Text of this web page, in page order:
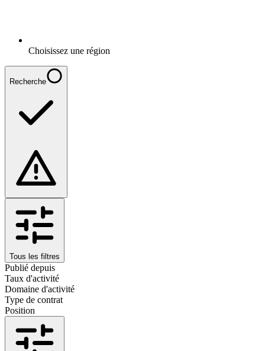
Choisissez une région
Recherche
Tous les filtres
Publié depuis
Taux d'activité
Domaine d'activité
Type de contrat
Position